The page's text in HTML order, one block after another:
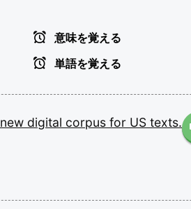
意味を覚える
単語を覚える
new digital corpus for US texts.